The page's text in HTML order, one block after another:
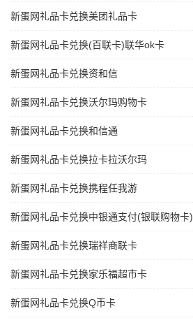
新蛋网礼品卡兑换美团礼品卡
新蛋网礼品卡兑换(百联卡)联华ok卡
新蛋网礼品卡兑换资和信
新蛋网礼品卡兑换沃尔玛购物卡
新蛋网礼品卡兑换和信通
新蛋网礼品卡兑换拉卡拉沃尔玛
新蛋网礼品卡兑换携程任我游
新蛋网礼品卡兑换中银通支付(银联购物卡)
新蛋网礼品卡兑换瑞祥商联卡
新蛋网礼品卡兑换家乐福超市卡
新蛋网礼品卡兑换Q币卡